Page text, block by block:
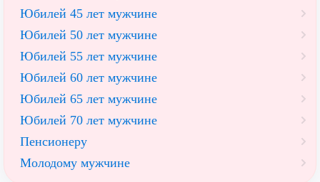
Юбилей 45 лет мужчине
Юбилей 50 лет мужчине
Юбилей 55 лет мужчине
Юбилей 60 лет мужчине
Юбилей 65 лет мужчине
Юбилей 70 лет мужчине
Пенсионеру
Молодому мужчине